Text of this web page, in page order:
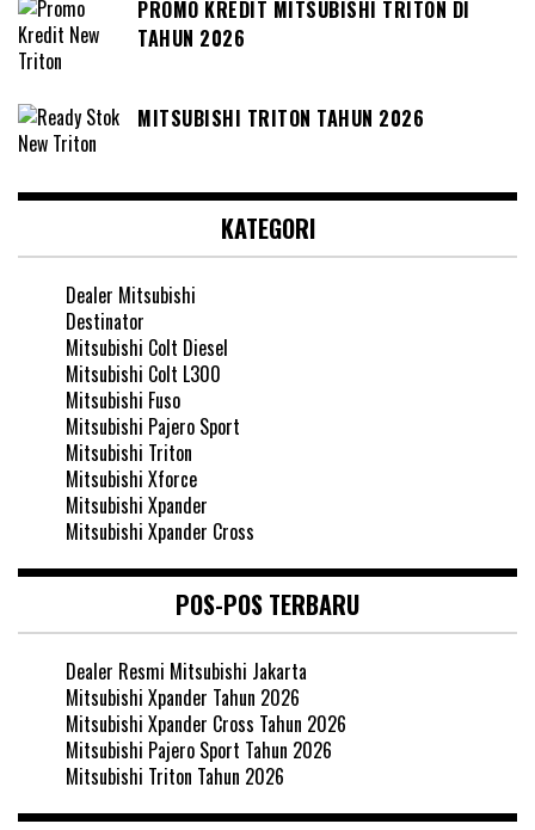
PROMO KREDIT MITSUBISHI TRITON DI
TAHUN 2026
MITSUBISHI TRITON TAHUN 2026
KATEGORI
Dealer Mitsubishi
Destinator
Mitsubishi Colt Diesel
Mitsubishi Colt L300
Mitsubishi Fuso
Mitsubishi Pajero Sport
Mitsubishi Triton
Mitsubishi Xforce
Mitsubishi Xpander
Mitsubishi Xpander Cross
POS-POS TERBARU
Dealer Resmi Mitsubishi Jakarta
Mitsubishi Xpander Tahun 2026
Mitsubishi Xpander Cross Tahun 2026
Mitsubishi Pajero Sport Tahun 2026
Mitsubishi Triton Tahun 2026